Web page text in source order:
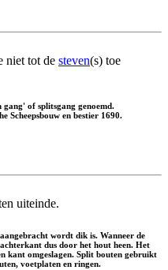
niet tot de steven(s) toe
of splitsgang genoemd.
Scheepsbouw en bestier 1690.
uiteinde.
wordt dik is. Wanneer de
dus door het hout heen. Het
kant omgeslagen. Split bouten gebruikt
voetplaten en ringen.